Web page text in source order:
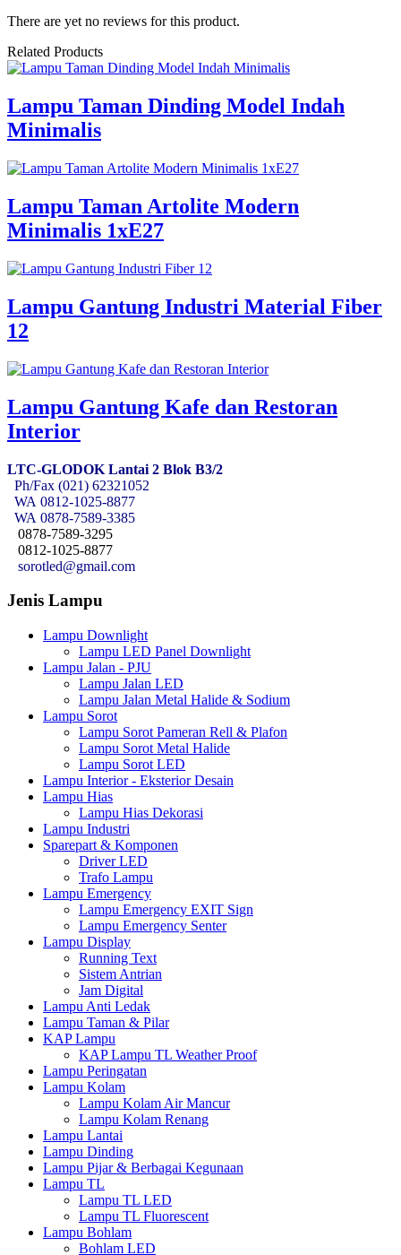
There are yet no reviews for this product.
Related Products
Lampu Taman Dinding Model Indah
Minimalis
Lampu Taman Artolite Modern
Minimalis 1xE27
Lampu Gantung Industri Material Fiber
12
Lampu Gantung Kafe dan Restoran
Interior
LTC-GLODOK Lantai 2 Blok B3/2
Ph/Fax (021) 62321052
WA 0812-1025-8877
WA 0878-7589-3385
0878-7589-3295
0812-1025-8877
sorotled@gmail.com
Jenis Lampu
Lampu Downlight
Lampu LED Panel Downlight
Lampu Jalan - PJU
Lampu Jalan LED
Lampu Jalan Metal Halide & Sodium
Lampu Sorot
Lampu Sorot Pameran Rell & Plafon
Lampu Sorot Metal Halide
Lampu Sorot LED
Lampu Interior - Eksterior Desain
Lampu Hias
Lampu Hias Dekorasi
Lampu Industri
Sparepart & Komponen
Driver LED
Trafo Lampu
Lampu Emergency
Lampu Emergency EXIT Sign
Lampu Emergency Senter
Lampu Display
Running Text
Sistem Antrian
Jam Digital
Lampu Anti Ledak
Lampu Taman & Pilar
KAP Lampu
KAP Lampu TL Weather Proof
Lampu Peringatan
Lampu Kolam
Lampu Kolam Air Mancur
Lampu Kolam Renang
Lampu Lantai
Lampu Dinding
Lampu Pijar & Berbagai Kegunaan
Lampu TL
Lampu TL LED
Lampu TL Fluorescent
Lampu Bohlam
Bohlam LED